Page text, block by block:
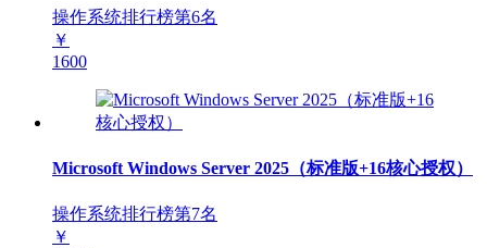
操作系统排行榜第6名
￥
1600
Microsoft Windows Server 2025（标准版+16核心授权）
操作系统排行榜第7名
￥